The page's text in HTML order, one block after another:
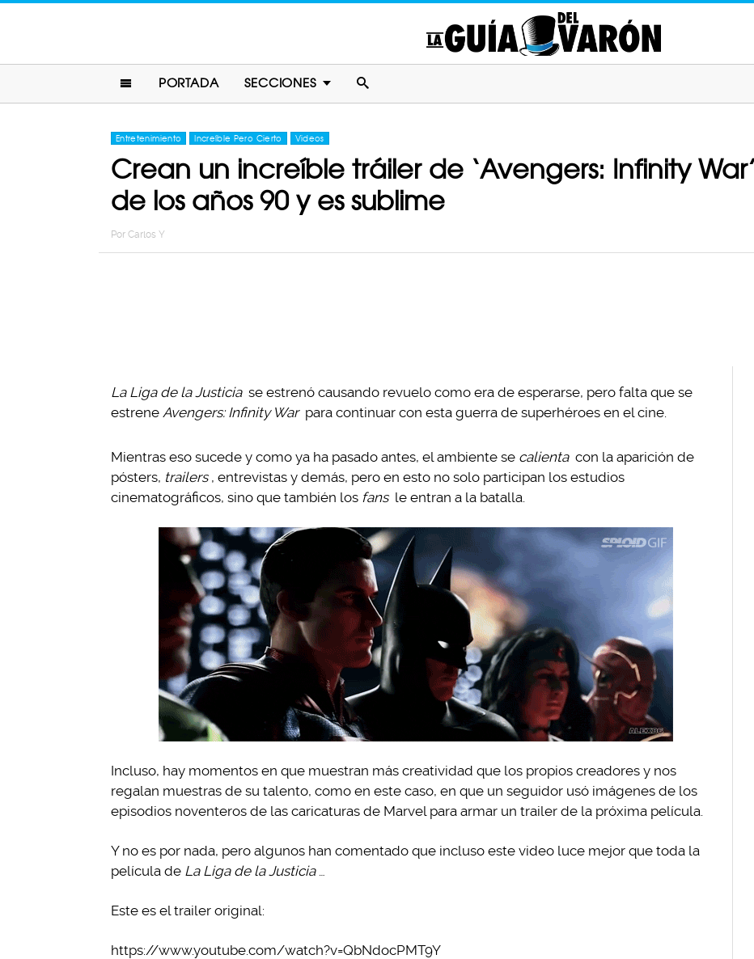
PORTADA SECCIONES
Entretenimiento Increíble Pero Cierto Videos
Crean un increíble tráiler de ‘Avengers: Infinity
de los años 90 y es sublime
Por Carlos Y
La Liga de la Justicia se estrenó causando revuelo como era de esperarse, pero falta que se
estrene Avengers: Infinity War para continuar con esta guerra de superhéroes en el cine.
Mientras eso sucede y como ya ha pasado antes, el ambiente se calienta con la aparición de
pósters, trailers , entrevistas y demás, pero en esto no solo participan los estudios
cinematográficos, sino que también los fans le entran a la batalla.
Incluso, hay momentos en que muestran más creatividad que los propios creadores y nos
regalan muestras de su talento, como en este caso, en que un seguidor usó imágenes de los
episodios noventeros de las caricaturas de Marvel para armar un trailer de la próxima película.
Y no es por nada, pero algunos han comentado que incluso este video luce mejor que toda la
película de La Liga de la Justicia …
Este es el trailer original:
https://www.youtube.com/watch?v=QbNdocPMT9Y